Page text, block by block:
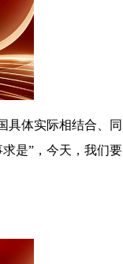
具体实际相结合、同
是”，今天，我们要